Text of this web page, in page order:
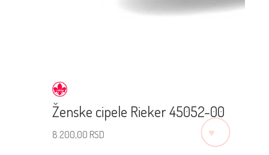
Ženske cipele Rieker 45052-00
8.200,00 RSD